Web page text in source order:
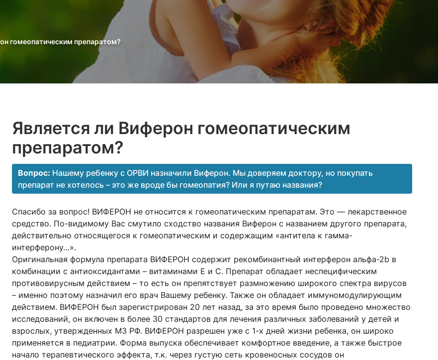
гомеопатическим препаратом?
Является ли Виферон гомеопатическим
препаратом?
Вопрос: Нашему ребенку с ОРВИ назначили Виферон. Мы доверяем доктору, но покупать
препарат не хотелось – это же вроде бы гомеопатия? Или я путаю названия?
Спасибо за вопрос! ВИФЕРОН не относится к гомеопатическим препаратам. Это — лекарственное
средство. По-видимому Вас смутило сходство названия Виферон с названием другого препарата,
действительно относящегося к гомеопатическим и содержащим «антитела к гамма-
интерферону…».
Оригинальная формула препарата ВИФЕРОН содержит рекомбинантный интерферон альфа-2b в
комбинации с антиоксидантами – витаминами Е и С. Препарат обладает неспецифическим
противовирусным действием – то есть он препятствует размножению широкого спектра вирусов
– именно поэтому назначил его врач Вашему ребенку. Также он обладает иммуномодулирующим
действием. ВИФЕРОН был зарегистрирован 20 лет назад, за это время было проведено множество
исследований, он включен в более 30 стандартов для лечения различных заболеваний у детей и
взрослых, утвержденных МЗ РФ. ВИФЕРОН разрешен уже с 1-х дней жизни ребенка, он широко
применяется в педиатрии. Форма выпуска обеспечивает комфортное введение, а также быстрое
начало терапевтического эффекта, т.к. через густую сеть кровеносных сосудов он